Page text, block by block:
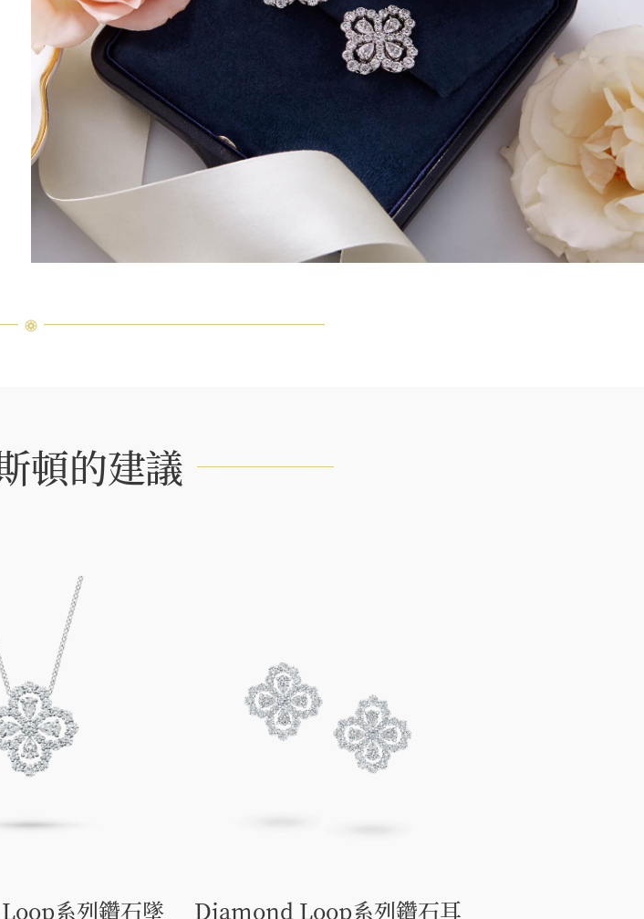
頓的建議
系列鑽石墜 Diamond Loop系列鑽石耳